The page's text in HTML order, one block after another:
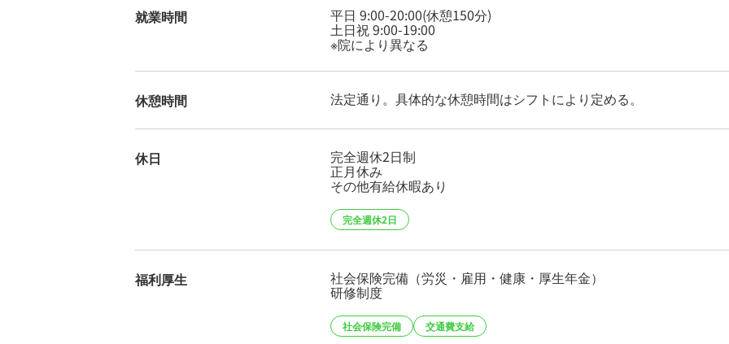
就業時間 平日 9:00-20:00(休憩150分)
土日祝 9:00-19:00
※院により異なる
休憩時間 法定通り。具体的な休憩時間はシフトにより定める。
休日 完全週休2日制
正月休み
その他有給休暇あり
完全週休2日
福利厚生 社会保険完備（労災・雇用・健康・厚生年金）
研修制度
社会保険完備 交通費支給